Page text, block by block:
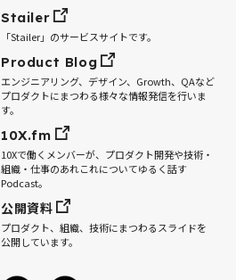
Stailer
「Stailer」のサービスサイトです。
Product Blog
エンジニアリング、デザイン、Growth、QAなど
プロダクトにまつわる様々な情報発信を行いま
す。
10X.fm
10Xで働くメンバーが、プロダクト開発や技術・
組織・仕事のあれこれについてゆるく話す
Podcast。
公開資料
プロダクト、組織、技術にまつわるスライドを
公開しています。